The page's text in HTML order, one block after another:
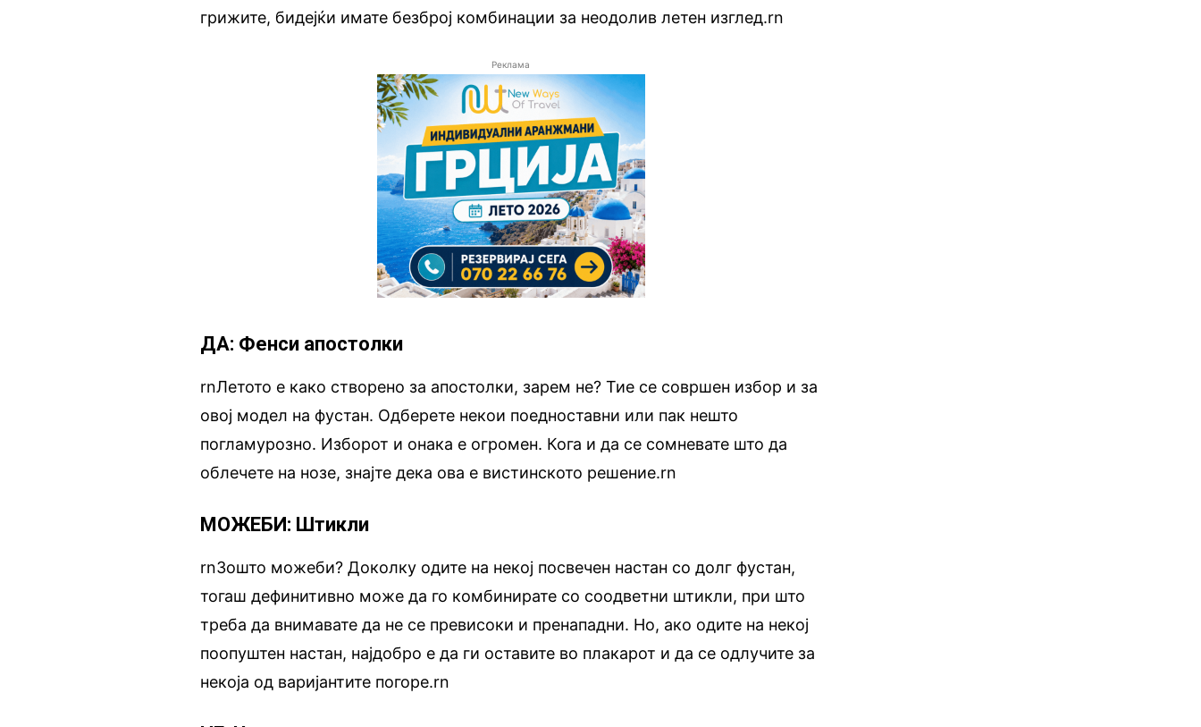
грижите, бидејќи имате безброј комбинации за неодолив летен изглед.rn
Реклама
ДА: Фенси апостолки
rnЛетото е како створено за апостолки, зарем не? Тие се совршен избор и за
овој модел на фустан. Одберете некои поедноставни или пак нешто
погламурозно. Изборот и онака е огромен. Кога и да се сомневате што да
облечете на нозе, знајте дека ова е вистинското решение.rn
МОЖЕБИ: Штикли
rnЗошто можеби? Доколку одите на некој посвечен настан со долг фустан,
тогаш дефинитивно може да го комбинирате со соодветни штикли, при што
треба да внимавате да не се превисоки и пренападни. Но, ако одите на некој
поопуштен настан, најдобро е да ги оставите во плакарот и да се одлучите за
некоја од варијантите погоре.rn